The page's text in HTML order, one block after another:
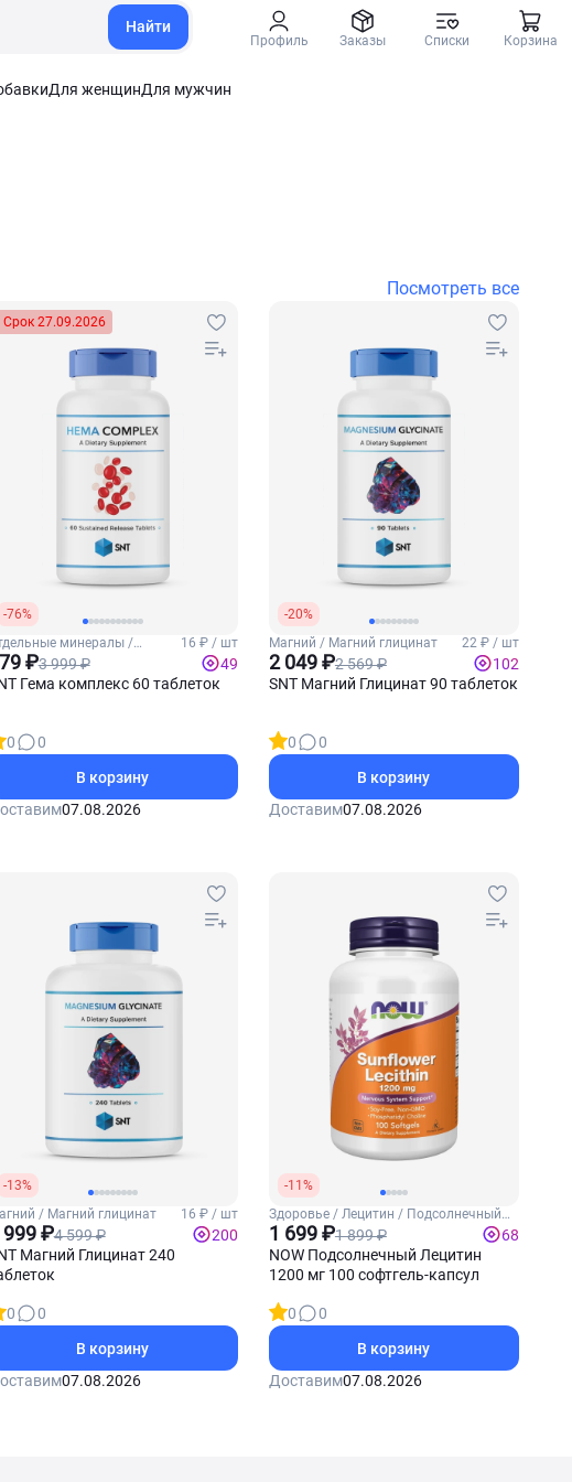
Найти
Профиль Заказы Списки Корзина
Для женщинДля мужчин
Посмотреть все
Срок 27.09.2026
-76%
минералы /
16 ₽ / шт
₽3 999 ₽
49
Гема комплекс 60 таблеток
0
0
В корзину
07.08.2026
-20%
Магний / Магний глицинат
22 ₽ / шт
2 049 ₽2 569 ₽
102
SNT Магний Глицинат 90 таблеток
0
0
В корзину
Доставим07.08.2026
-13%
/ Магний глицинат
16 ₽ / шт
999 ₽4 599 ₽
200
Магний Глицинат 240
0
0
В корзину
07.08.2026
-11%
Здоровье / Лецитин / Подсолнечный
лецитин
1 699 ₽1 899 ₽
68
NOW Подсолнечный Лецитин
1200 мг 100 софтгель-капсул
0
0
В корзину
Доставим07.08.2026